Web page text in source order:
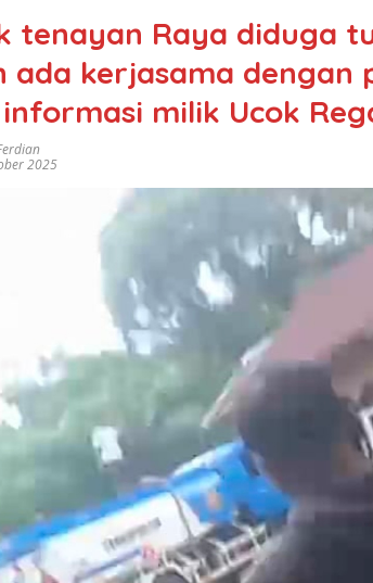
tenayan Raya diduga
ada kerjasama dengan
milik Ucok
2025